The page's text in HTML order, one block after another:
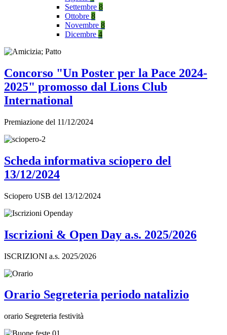
Settembre 8
Ottobre 8
Novembre 8
Dicembre 4
Concorso "Un Poster per la Pace 2024-
2025" promosso dal Lions Club
International
Premiazione del 11/12/2024
Scheda informativa sciopero del
13/12/2024
Sciopero USB del 13/12/2024
Iscrizioni & Open Day a.s. 2025/2026
ISCRIZIONI a.s. 2025/2026
Orario Segreteria periodo natalizio
orario Segreteria festività